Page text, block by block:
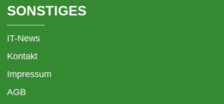
SONSTIGES
IT-News
Kontakt
Impressum
AGB